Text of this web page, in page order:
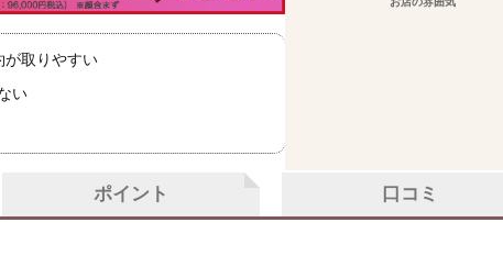
が取りやすい
い
ポイント 口コミ